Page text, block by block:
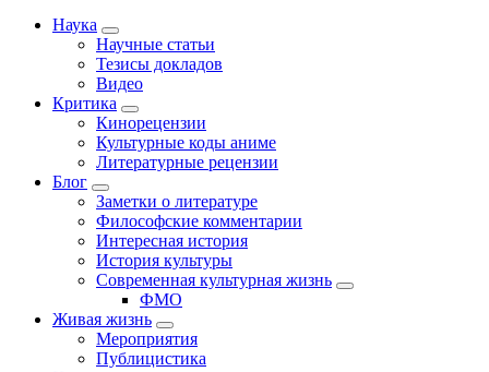
Наука
Научные статьи
Тезисы докладов
Видео
Критика
Кинорецензии
Культурные коды аниме
Литературные рецензии
Блог
Заметки о литературе
Философские комментарии
Интересная история
История культуры
Современная культурная жизнь
ФМО
Живая жизнь
Мероприятия
Публицистика